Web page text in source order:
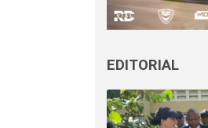
EDITORIAL